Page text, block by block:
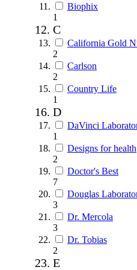
Biophix
1
C
California Gold
2
Carlson
2
Country Life
1
D
DaVinci
1
Designs for health
2
Doctor's Best
7
Douglas
3
Dr. Mercola
3
Dr. Tobias
2
E